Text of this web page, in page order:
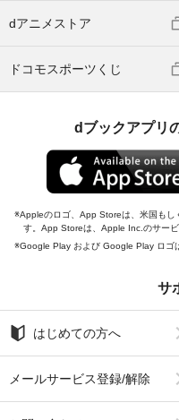
dアニメストア
ドコモスポーツくじ
dブックアプリ
Appleのロゴ、App Storeは、米国も
す。App Storeは、Apple Inc.のサービ
Google Play および Google Play ロゴ
サ
はじめての方へ
メールサービス登録/解除